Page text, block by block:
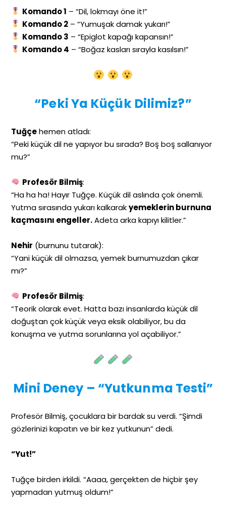
Komando 1 – “Dil, lokmayı öne it!”
Komando 2– “Yumuşak damak yukarı!”
Komando 3 – “Epiglot kapağı kapansın!”
Komando 4 – “Boğaz kasları sırayla kasılsın!”
“Peki Ya Küçük Dilimiz?”
Tuğçehemen atladı:
“Peki küçük dil ne yapıyor bu sırada? Boş boş sallanıyor
mu?”
Profesör Bilmiş:
“Ha ha ha! Hayır Tuğçe. Küçük dil aslında çok önemli.
Yutma sırasında yukarı kalkarakyemeklerin burnuna
kaçmasını engeller.Adeta arka kapıyı kilitler.”
Nehir (burnunu tutarak):
“Yani küçük dil olmazsa, yemek burnumuzdan çıkar
mı?”
Profesör Bilmiş:
“Teorik olarak evet. Hatta bazı insanlarda küçük dil
doğuştan çok küçük veya eksik olabiliyor, bu da
konuşma ve yutma sorunlarına yol açabiliyor.”
Mini Deney – “Yutkunma Testi”
Profesör Bilmiş, çocuklara bir bardak su verdi. “Şimdi
gözlerinizi kapatın ve bir kez yutkunun” dedi.
“Yut!”
Tuğçe birden irkildi. “Aaaa, gerçekten de hiçbir şey
yapmadan yutmuş oldum!”